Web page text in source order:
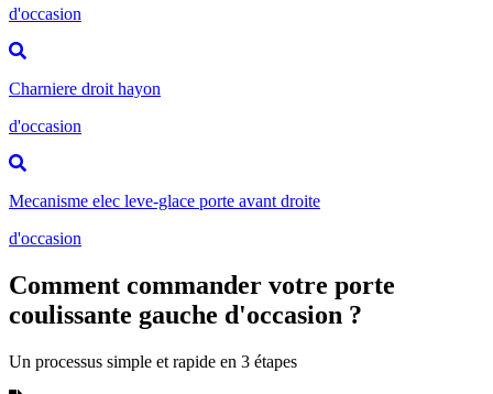
d'occasion
Charniere droit hayon
d'occasion
Mecanisme elec leve-glace porte avant droite
d'occasion
Comment commander votre porte
coulissante gauche d'occasion ?
Un processus simple et rapide en 3 étapes